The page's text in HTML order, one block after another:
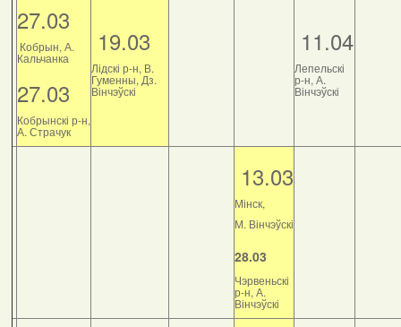
27.03
Кобрын, А.
Кальчанка
27.03
Кобрынскі р-н,
А. Страчук
19.03
Лідскі р-н, В.
Гуменны, Дз.
Вінчэўскі
11.04
Лепельскі
р-н, А.
Вінчэўскі
13.03
Мінск,
М. Вінчэўскі
28.03
Чэрвеньскі
р-н, А.
Вінчэўскі